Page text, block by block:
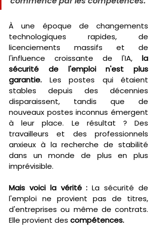
À une époque de changements
technologiques rapides, de
licenciements massifs et de
l'influence croissante de l'IA, la
sécurité de l'emploi n'est plus
garantie. Les postes qui étaient
stables depuis des décennies
disparaissent, tandis que de
nouveaux postes inconnus émergent
à leur place. Le résultat ? Des
travailleurs et des professionnels
anxieux à la recherche de stabilité
dans un monde de plus en plus
imprévisible.
Mais voici la vérité : La sécurité de
l'emploi ne provient pas de titres,
d'entreprises ou même de contrats.
Elle provient des compétences.